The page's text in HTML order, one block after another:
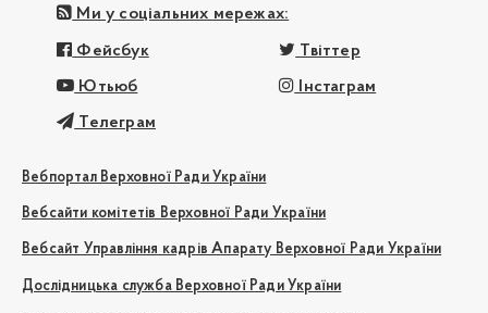
Ми у соціальних мережах:
Фейсбук Твіттер
Ютьюб Інстаграм
Телеграм
Вебпортал Верховної Ради України
Вебсайти комітетів Верховної Ради України
Вебсайт Управління кадрів Апарату Верховної Ради України
Дослідницька служба Верховної Ради України